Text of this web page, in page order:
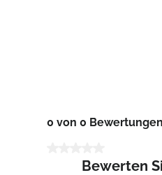
0 von 0 Bewertungen
Bewerten